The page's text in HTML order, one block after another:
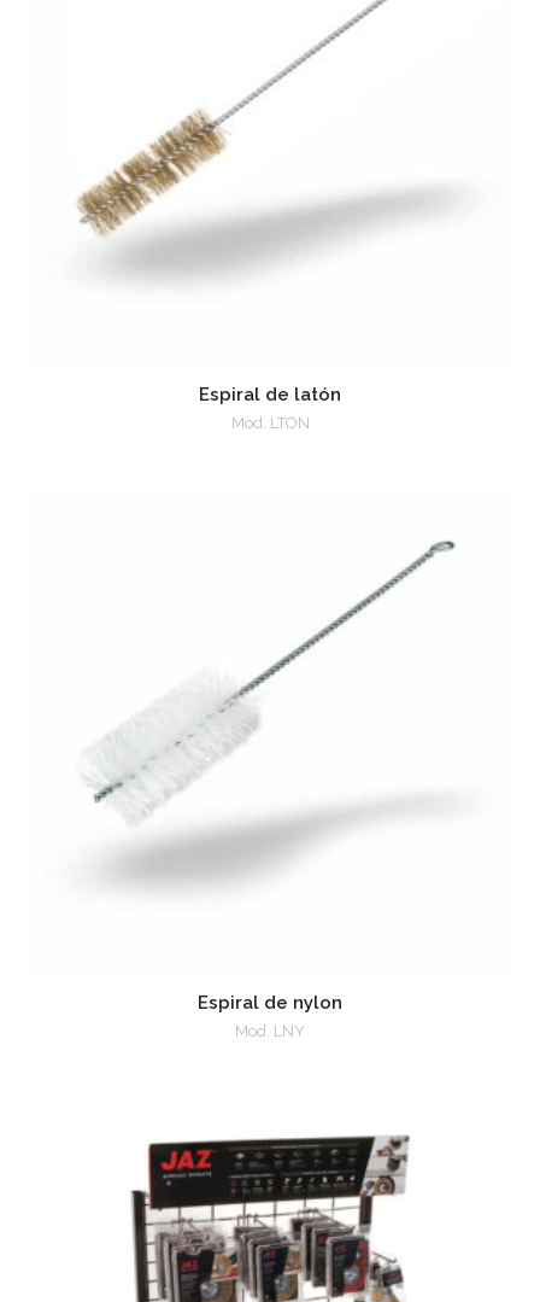
Espiral de latón
Mod. LTON
Espiral de nylon
Mod. LNY